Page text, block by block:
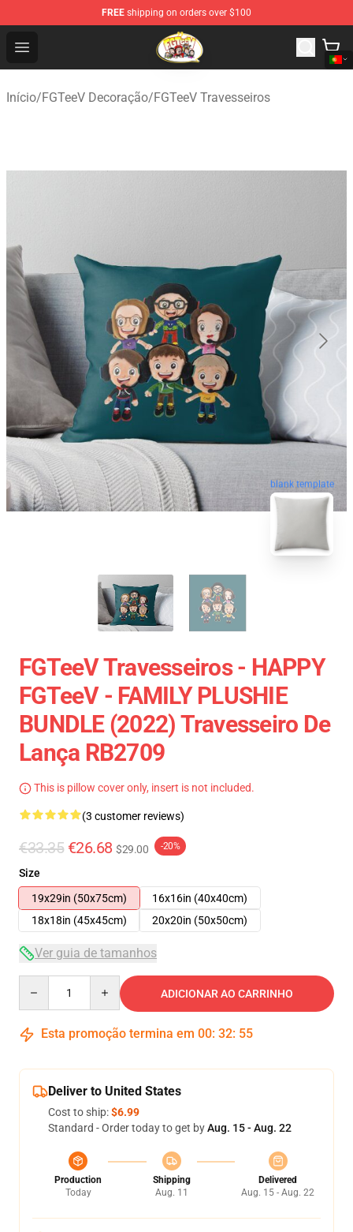
FREE shipping on orders over $100
Open menu
FGTeeV Store - Official FGTeeV Merchandise Shop
Início/FGTeeV Decoração/FGTeeV Travesseiros
blank template
FGTeeV Travesseiros - HAPPY
FGTeeV - FAMILY PLUSHIE
BUNDLE (2022) Travesseiro De
Lança RB2709
This is pillow cover only, insert is not included.
(3 customer reviews)
€33.35 €26.68 $29.00 -20%
Size
19x29in (50x75cm)
16x16in (40x40cm)
18x18in (45x45cm)
20x20in (50x50cm)
Ver guia de tamanhos
ADICIONAR AO CARRINHO
Esta promoção termina em 00: 32: 54
Deliver to United States
Cost to ship:$6.99
Standard - Order today to get byAug. 15 - Aug. 22
Production
Today
Shipping
Aug. 11
Delivered
Aug. 15 - Aug. 22